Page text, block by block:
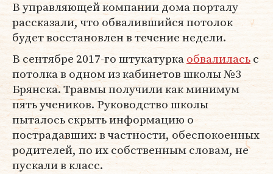
В управляющей компании дома порталу
рассказали, что обвалившийся потолок
будет восстановлен в течение недели.
В сентябре 2017-го штукатуркаобвалиласьс
потолка в одном из кабинетов школы №3
Брянска. Травмы получили как минимум
пять учеников. Руководство школы
пыталось скрыть информацию о
пострадавших: в частности, обеспокоенных
родителей, по их собственным словам, не
пускали в класс.